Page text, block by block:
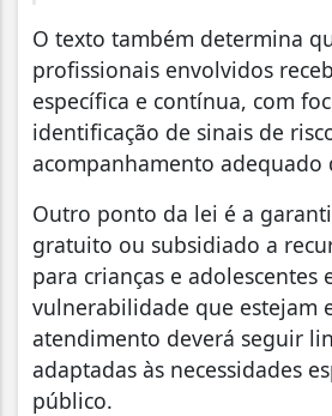
O texto também determina
profissionais envolvidos
específica e contínua, com
identificação de sinais de
acompanhamento adequado
Outro ponto da lei é a
gratuito ou subsidiado a
para crianças e adolescentes
vulnerabilidade que estejam
atendimento deverá seguir
adaptadas às necessidades
público.